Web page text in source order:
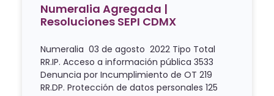
Numeralia Agregada |
Resoluciones SEPI CDMX
Numeralia 03 de agosto 2022 Tipo Total
RR.IP. Acceso a información pública 3533
Denuncia por Incumplimiento de OT 219
RR.DP. Protección de datos personales 125